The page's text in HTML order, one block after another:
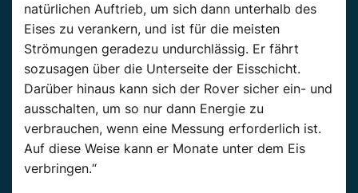
natürlichen Auftrieb, um sich dann unterhalb des
Eises zu verankern, und ist für die meisten
Strömungen geradezu undurchlässig. Er fährt
sozusagen über die Unterseite der Eisschicht.
Darüber hinaus kann sich der Rover sicher ein- und
ausschalten, um so nur dann Energie zu
verbrauchen, wenn eine Messung erforderlich ist.
Auf diese Weise kann er Monate unter dem Eis
verbringen.“